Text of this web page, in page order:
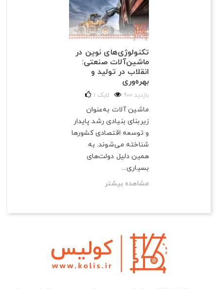
تکنولوژی‌های نوین در
ماشین‌آلات صنعتی:
انقلاب در تولید و
بهره‌وری
900 بازدید 1 لایک
ماشین آلات به‌عنوان
زیربنای بنیادی رشد پایدار
و توسعه اقتصادی کشورها
شناخته می‌شوند. به
همین دلیل دولت‌های
بسیاری...
مشاهده بیشتر